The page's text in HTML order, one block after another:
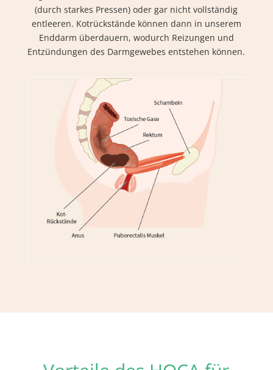
(durch starkes Pressen) oder gar nicht vollständig
entleeren. Kotrückstände können dann in unserem
Enddarm überdauern, wodurch Reizungen und
Entzündungen des Darmgewebes entstehen können.